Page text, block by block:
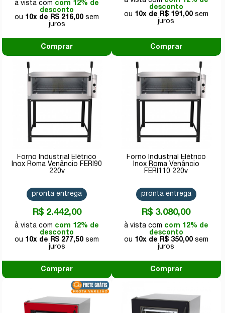
com 12% de
desconto
10x de
R$ 216,00
Comprar
desconto
10x de
R$ 191,00
Comprar
Forno Industrial Elétrico
Inox Roma Venâncio FERI90
220v
R$ 2.442,00
com 12% de
desconto
10x de
R$ 277,50
pronta entrega
Comprar
Forno Industrial Elétrico
Inox Roma Venâncio
FERI110 220v
R$ 3.080,00
com 12% de
desconto
10x de
R$ 350,00
pronta entrega
Comprar